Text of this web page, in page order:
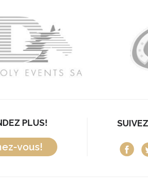
PLUS!
vous!